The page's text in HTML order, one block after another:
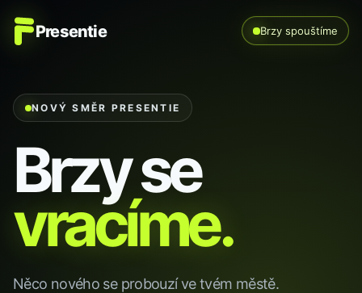
Presentie Brzy spouštíme
NOVÝ SMĚR PRESENTIE
Brzy se
vracíme.
Něco nového se probouzí ve tvém městě.